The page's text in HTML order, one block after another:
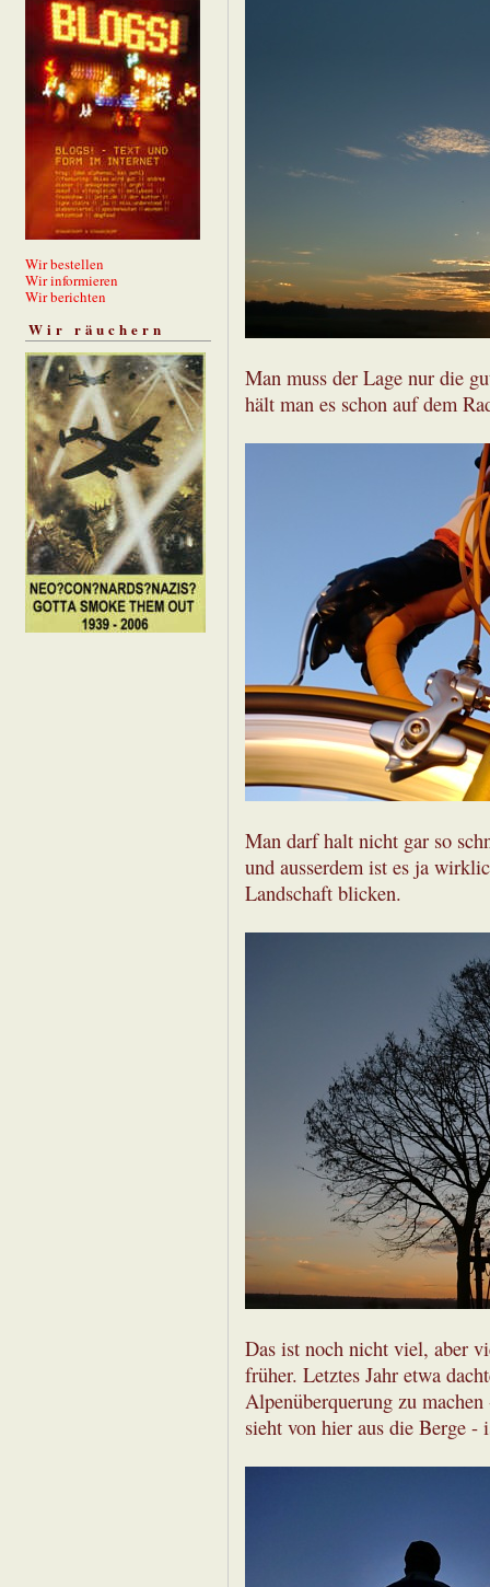
Wir bestellen
Wir informieren
Wir berichten
Wir räuchern
Man muss der Lage nur die
hält man es schon auf dem
Man darf halt nicht gar so
und ausserdem ist es ja
Landschaft blicken.
Das ist noch nicht viel, aber
früher. Letztes Jahr etwa
Alpenüberquerung zu
sieht von hier aus die Berge -